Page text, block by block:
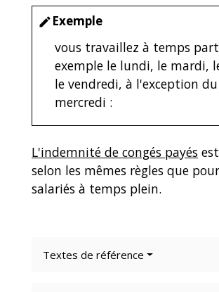
edit Exemple
vous travaillez à temps
exemple le lundi, le mardi,
le vendredi, à l'exception du
mercredi :
L'indemnité de congés payés
selon les mêmes règles que
salariés à temps plein.
Textes de référence